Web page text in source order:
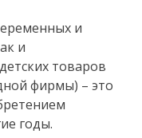
и
и
товаров
фирмы) – это
годы.